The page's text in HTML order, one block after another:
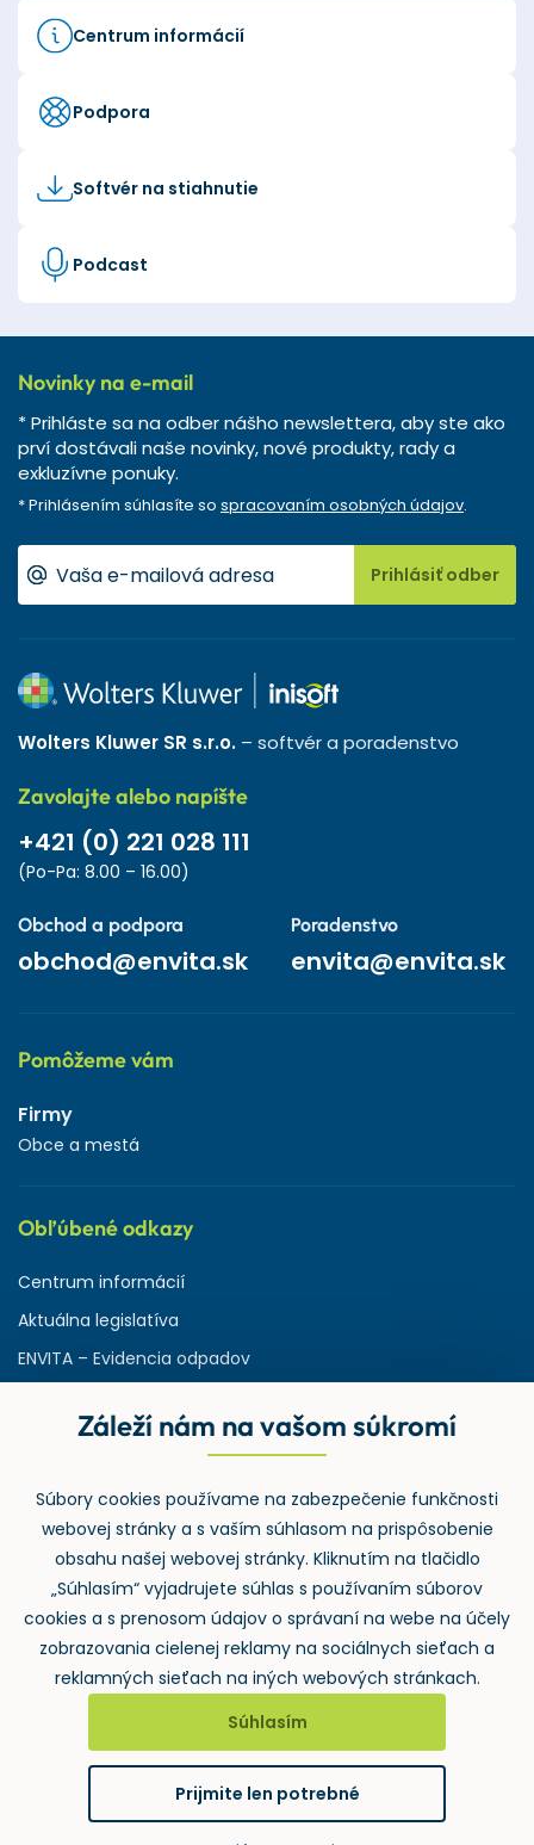
Centrum informácií
Podpora
Softvér na stiahnutie
Podcast
Novinky na e-mail
* Prihláste sa na odber nášho newslettera, aby ste ako
prví dostávali naše novinky, nové produkty, rady a
exkluzívne ponuky.
* Prihlásením súhlasíte so spracovaním osobných údajov.
Prihlásiť odber
Wolters Kluwer SR s.r.o. – softvér a poradenstvo
Zavolajte alebo napíšte
+421 (0) 221 028 111
(Po-Pa: 8.00 – 16.00)
Obchod a podpora
obchod@envita.sk
Poradenstvo
envita@envita.sk
Pomôžeme vám
Firmy
Obce a mestá
Obľúbené odkazy
Centrum informácií
Aktuálna legislatíva
ENVITA – Evidencia odpadov
Ministerstvo životného prostredia
ASPI | Svet práva pre profesionálov
Denník Odpady-portal.sk
2026 ©Wolters Kluwer SR s.r.o., Mlynské nivy 48, 821 09
Bratislava
GDPR
Cookies
Záleží nám na vašom súkromí
Súbory cookies používame na zabezpečenie funkčnosti
webovej stránky a s vaším súhlasom na prispôsobenie
obsahu našej webovej stránky. Kliknutím na tlačidlo
„Súhlasím“ vyjadrujete súhlas s používaním súborov
cookies a s prenosom údajov o správaní na webe na účely
zobrazovania cielenej reklamy na sociálnych sieťach a
reklamných sieťach na iných webových stránkach.
Súhlasím
Prijmite len potrebné